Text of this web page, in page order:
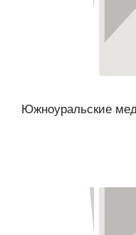
Южноуральские